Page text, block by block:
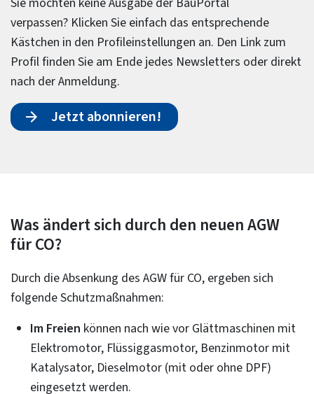
verpassen? Klicken Sie einfach das entsprechende
Kästchen in den Profileinstellungen an. Den Link zum
Profil finden Sie am Ende jedes Newsletters oder direkt
nach der Anmeldung.
Jetzt abonnieren!
Was ändert sich durch den neuen AGW
für CO?
Durch die Absenkung des AGW für CO, ergeben sich
folgende Schutzmaßnahmen:
Im Freien können nach wie vor Glättmaschinen mit
Elektromotor, Flüssiggasmotor, Benzinmotor mit
Katalysator, Dieselmotor (mit oder ohne DPF)
eingesetzt werden.